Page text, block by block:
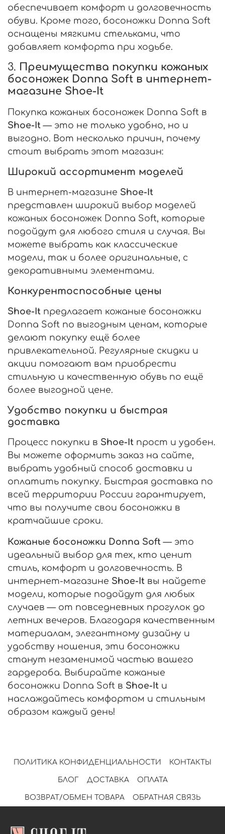
обеспечивает комфорт и долговечность
обуви. Кроме того, босоножки Donna Soft
оснащены мягкими стельками, что
добавляет комфорта при ходьбе.
3. Преимущества покупки кожаных
босоножек Donna Soft в интернет-
магазине Shoe-It
Покупка кожаных босоножек Donna Soft в
Shoe-It — это не только удобно, но и
выгодно. Вот несколько причин, почему
стоит выбрать этот магазин:
Широкий ассортимент моделей
В интернет-магазине Shoe-It
представлен широкий выбор моделей
кожаных босоножек Donna Soft, которые
подойдут для любого стиля и случая. Вы
можете выбрать как классические
модели, так и более оригинальные, с
декоративными элементами.
Конкурентоспособные цены
Shoe-It предлагает кожаные босоножки
Donna Soft по выгодным ценам, которые
делают покупку ещё более
привлекательной. Регулярные скидки и
акции помогают вам приобрести
стильную и качественную обувь по ещё
более выгодной цене.
Удобство покупки и быстрая
доставка
Процесс покупки в Shoe-It прост и удобен.
Вы можете оформить заказ на сайте,
выбрать удобный способ доставки и
оплатить покупку. Быстрая доставка по
всей территории России гарантирует,
что вы получите свои босоножки в
кратчайшие сроки.
Кожаные босоножки Donna Soft — это
идеальный выбор для тех, кто ценит
стиль, комфорт и долговечность. В
интернет-магазине Shoe-It вы найдете
модели, которые подойдут для любых
случаев — от повседневных прогулок до
летних вечеров. Благодаря качественным
материалам, элегантному дизайну и
удобству ношения, эти босоножки
станут незаменимой частью вашего
гардероба. Выбирайте кожаные
босоножки Donna Soft в Shoe-It и
наслаждайтесь комфортом и стильным
образом каждый день!
ПОЛИТИКА КОНФИДЕНЦИАЛЬНОСТИ КОНТАКТЫ
БЛОГ ДОСТАВКА ОПЛАТА
ВОЗВРАТ/ОБМЕН ТОВАРА ОБРАТНАЯ СВЯЗЬ